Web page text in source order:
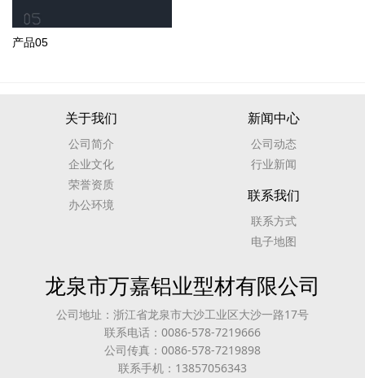
产品05
关于我们
公司简介
企业文化
荣誉资质
办公环境
新闻中心
公司动态
行业新闻
联系我们
联系方式
电子地图
龙泉市万嘉铝业型材有限公司
公司地址：浙江省龙泉市大沙工业区大沙一路17号
联系电话：0086-578-7219666
公司传真：0086-578-7219898
联系手机：13857056343